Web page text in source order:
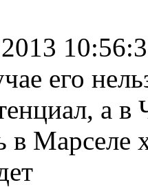
его
а в
в Марселе